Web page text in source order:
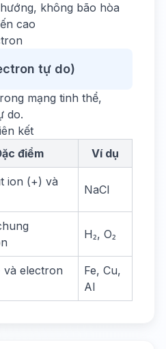
không bão hòa
cao
tự do)
mạng tinh thể,
do.
kết
điểm Ví dụ
ion (+) và
NaCl
H₂, O₂
và electron
Fe, Cu,
Al